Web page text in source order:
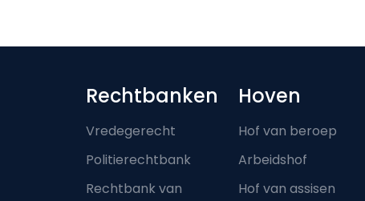
Footer-menu
Rechtbanken
Vredegerecht
Politierechtbank
Rechtbank van
Hoven
Hof van beroep
Arbeidshof
Hof van assisen